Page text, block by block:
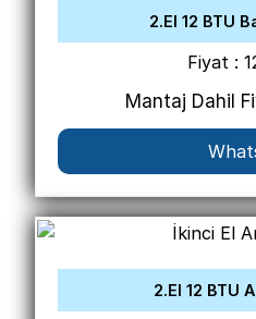
2.El 12 BTU
Fiyat :
Mantaj Dahil
2.El 12 BTU